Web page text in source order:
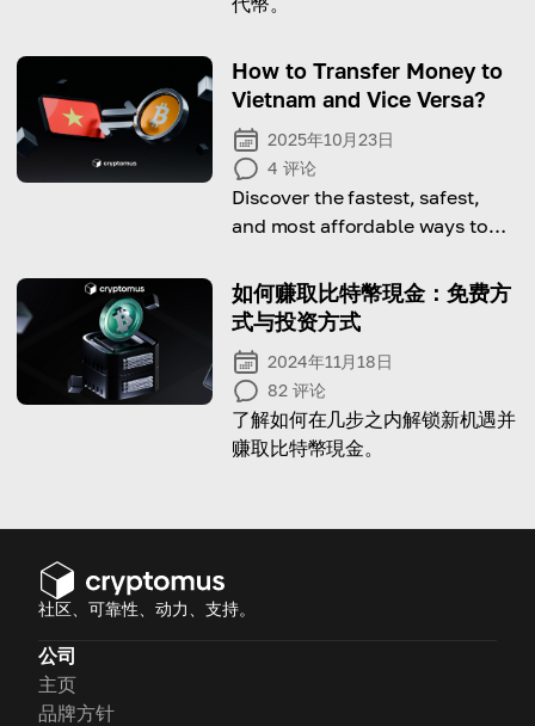
How to Transfer Money to
Vietnam and Vice Versa?
2025年10月23日
4 评论
Discover the fastest, safest,
and most affordable ways to
between Vietnam and other
countries.
如何赚取比特幣現金：免费方
式与投资方式
2024年11月18日
82 评论
了解如何在几步之内解锁新机遇并
赚取比特幣現金。
社区、可靠性、动力、支持。
公司
主页
品牌方针